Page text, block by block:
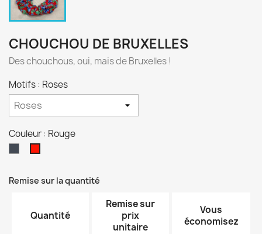
CHOUCHOU DE BRUXELLES
Des chouchous, oui, mais de Bruxelles !
Motifs : Roses
Couleur : Rouge
Remise sur la quantité
Quantité
Remise sur
prix
unitaire
Vous
économisez